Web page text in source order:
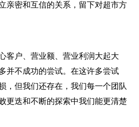
亲密和互信的关系，留下对超市方
客户、营业额、营业利润大起大
并不成功的尝试。在这许多尝试
，但我们还存在，我们每一个团队
更迭和不断的探索中我们能更清楚